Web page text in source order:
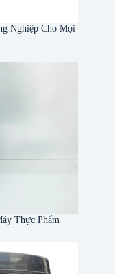
Nghiệp Cho Mọi
Thực Phẩm